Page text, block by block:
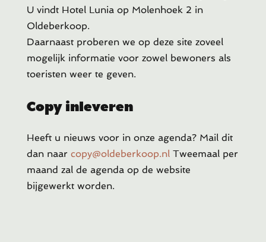
U vindt Hotel Lunia op Molenhoek 2 in
Oldeberkoop.
Daarnaast proberen we op deze site zoveel
mogelijk informatie voor zowel bewoners als
toeristen weer te geven.
Copy inleveren
Heeft u nieuws voor in onze agenda? Mail dit
dan naar copy@oldeberkoop.nl Tweemaal per
maand zal de agenda op de website
bijgewerkt worden.